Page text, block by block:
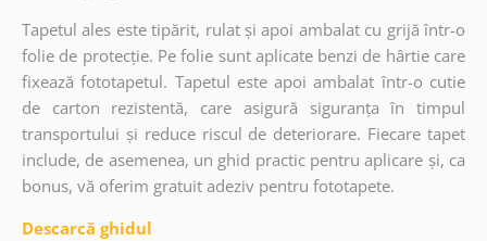
Tapetul ales este tipărit, rulat și apoi ambalat cu grijă într-o
folie de protecție. Pe folie sunt aplicate benzi de hârtie care
fixează fototapetul. Tapetul este apoi ambalat într-o cutie
de carton rezistentă, care asigură siguranța în timpul
transportului și reduce riscul de deteriorare. Fiecare tapet
include, de asemenea, un ghid practic pentru aplicare și, ca
bonus, vă oferim gratuit adeziv pentru fototapete.
Descarcă ghidul